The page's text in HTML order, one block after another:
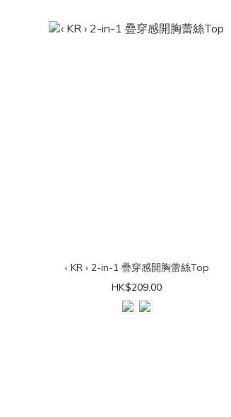
‹ KR › 2-in-1 疊穿感開胸蕾絲Top
HK$209.00